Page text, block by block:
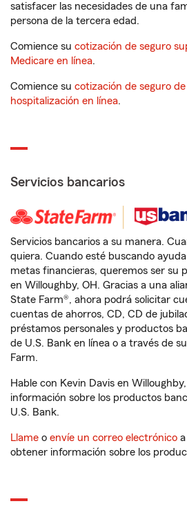
satisfacer las necesidades de una
persona de la tercera edad.
Comience su cotización de seguro
Medicare en línea.
Comience su cotización de seguro
hospitalización en línea.
Servicios bancarios
Servicios bancarios a su manera.
quiera. Cuando esté buscando
metas financieras, queremos ser su
en Willoughby, OH. Gracias a una
State Farm®, ahora podrá solicitar
cuentas de ahorros, CD, CD de
préstamos personales y productos
de U.S. Bank en línea o a través de
Farm.
Hable con Kevin Davis en
información sobre los productos
U.S. Bank.
Llame o envíe un correo electrónico
obtener información sobre los